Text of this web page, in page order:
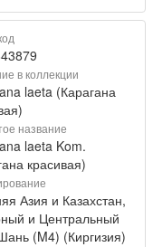
в коллекции
laeta (Карагана
название
laeta Kom.
красивая)
Азия и Казахстан,
и Центральный
(M4) (Киргизия)